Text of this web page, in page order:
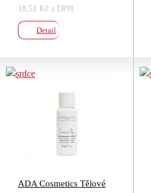
18,51 Kč s DPH
Detail
ADA Cosmetics Tělové